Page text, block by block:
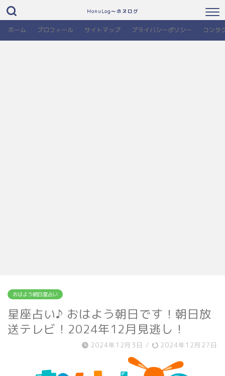
HonuLog～ホヌログ
ホーム プロフィール サイトマップ プライバシーポリシー コンタ
おはよう朝日星占い
星座占い♪ おはよう朝日です！朝日放
送テレビ！2024年12月見逃し！
2024年12月3日 / 2024年12月27日